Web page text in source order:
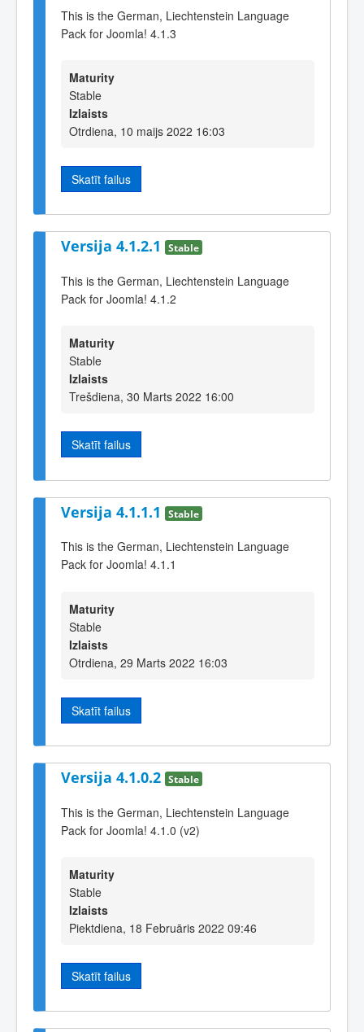
This is the German, Liechtenstein Language
Pack for Joomla! 4.1.3
Maturity
Stable
Izlaists
Otrdiena, 10 maijs 2022 16:03
Skatīt failus
Versija 4.1.2.1 Stable
This is the German, Liechtenstein Language
Pack for Joomla! 4.1.2
Maturity
Stable
Izlaists
Trešdiena, 30 Marts 2022 16:00
Skatīt failus
Versija 4.1.1.1 Stable
This is the German, Liechtenstein Language
Pack for Joomla! 4.1.1
Maturity
Stable
Izlaists
Otrdiena, 29 Marts 2022 16:03
Skatīt failus
Versija 4.1.0.2 Stable
This is the German, Liechtenstein Language
Pack for Joomla! 4.1.0 (v2)
Maturity
Stable
Izlaists
Piektdiena, 18 Februāris 2022 09:46
Skatīt failus